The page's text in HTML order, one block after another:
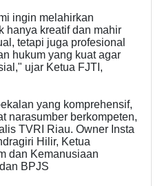
ingin melahirkan
hanya kreatif dan mahir
tetapi juga profesional
hukum yang kuat agar
ujar Ketua FJTI,
yang komprehensif,
narasumber berkompeten,
TVRI Riau. Owner Insta
Hilir, Ketua
dan Kemanusiaan
BPJS